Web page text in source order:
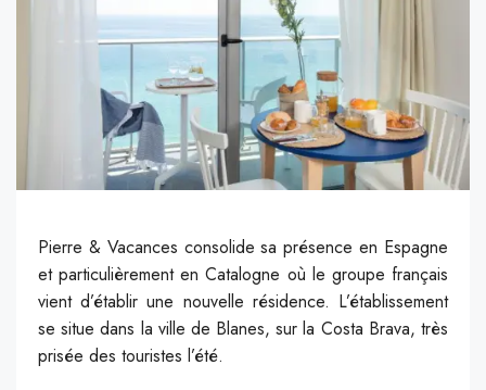
Pierre & Vacances consolide sa présence en Espagne
et particulièrement en Catalogne où le groupe français
vient d’établir une nouvelle résidence. L’établissement
se situe dans la ville de Blanes, sur la Costa Brava, très
prisée des touristes l’été.